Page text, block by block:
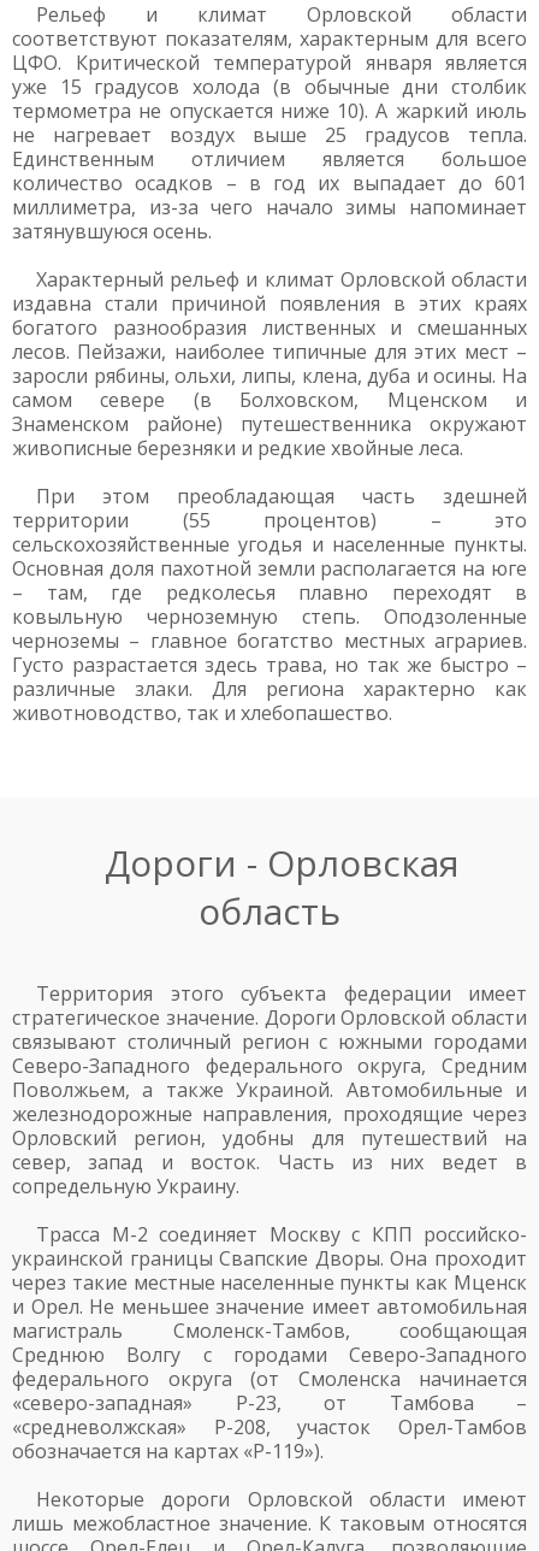
Рельеф и климат Орловской области
соответствуют показателям, характерным для всего
ЦФО. Критической температурой января является
уже 15 градусов холода (в обычные дни столбик
термометра не опускается ниже 10). А жаркий июль
не нагревает воздух выше 25 градусов тепла.
Единственным отличием является большое
количество осадков – в год их выпадает до 601
миллиметра, из-за чего начало зимы напоминает
затянувшуюся осень.
Характерный рельеф и климат Орловской области
издавна стали причиной появления в этих краях
богатого разнообразия лиственных и смешанных
лесов. Пейзажи, наиболее типичные для этих мест –
заросли рябины, ольхи, липы, клена, дуба и осины. На
самом севере (в Болховском, Мценском и
Знаменском районе) путешественника окружают
живописные березняки и редкие хвойные леса.
При этом преобладающая часть здешней
территории (55 процентов) – это
сельскохозяйственные угодья и населенные пункты.
Основная доля пахотной земли располагается на юге
– там, где редколесья плавно переходят в
ковыльную черноземную степь. Оподзоленные
черноземы – главное богатство местных аграриев.
Густо разрастается здесь трава, но так же быстро –
различные злаки. Для региона характерно как
животноводство, так и хлебопашество.
Дороги - Орловская
область
Территория этого субъекта федерации имеет
стратегическое значение. Дороги Орловской области
связывают столичный регион с южными городами
Северо-Западного федерального округа, Средним
Поволжьем, а также Украиной. Автомобильные и
железнодорожные направления, проходящие через
Орловский регион, удобны для путешествий на
север, запад и восток. Часть из них ведет в
сопредельную Украину.
Трасса М-2 соединяет Москву с КПП российско-
украинской границы Свапские Дворы. Она проходит
через такие местные населенные пункты как Мценск
и Орел. Не меньшее значение имеет автомобильная
магистраль Смоленск-Тамбов, сообщающая
Среднюю Волгу с городами Северо-Западного
федерального округа (от Смоленска начинается
«северо-западная» Р-23, от Тамбова –
«средневолжская» Р-208, участок Орел-Тамбов
обозначается на картах «Р-119»).
Некоторые дороги Орловской области имеют
лишь межобластное значение. К таковым относятся